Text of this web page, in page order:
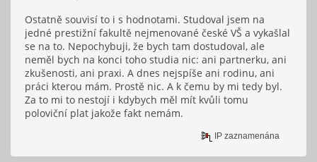
Ostatně souvisí to i s hodnotami. Studoval jsem na
jedné prestižní fakultě nejmenované české VŠ a vykašlal
se na to. Nepochybuji, že bych tam dostudoval, ale
neměl bych na konci toho studia nic: ani partnerku, ani
zkušenosti, ani praxi. A dnes nejspíše ani rodinu, ani
práci kterou mám. Prostě nic. A k čemu by mi tedy byl.
Za to mi to nestojí i kdybych měl mít kvůli tomu
poloviční plat jakože fakt nemám.
IP zaznamenána